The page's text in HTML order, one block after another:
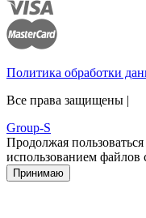
Политика обработки
Все права защищены |
Group-S
Продолжая
использованием файлов
Принимаю